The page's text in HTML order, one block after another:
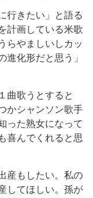
行きたい」と語る
計画している米歌
らやましいしカッ
進化形だと思う」
曲歌うとすると
かシャンソン歌手
った熟女になって
喜んでくれると思
産もしたい。私の
してほしい。孫が